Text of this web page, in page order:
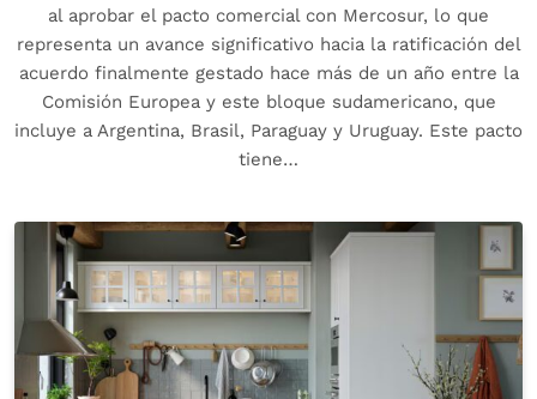
al aprobar el pacto comercial con Mercosur, lo que
representa un avance significativo hacia la ratificación del
acuerdo finalmente gestado hace más de un año entre la
Comisión Europea y este bloque sudamericano, que
incluye a Argentina, Brasil, Paraguay y Uruguay. Este pacto
tiene…